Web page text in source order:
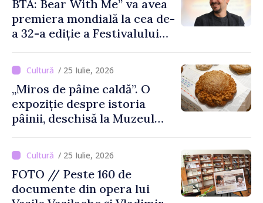
BTA: Bear With Me” va avea
premiera mondială la cea de-
a 32-a ediție a Festivalului
august
/ 25 Iulie, 2026
„Miros de pâine caldă”. O
expoziție despre istoria
pâinii, deschisă la Muzeul
Moldovei
/ 25 Iulie, 2026
FOTO // Peste 160 de
documente din opera lui